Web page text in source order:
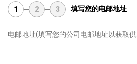
1 2 3 填写您的电邮地址
电邮地址(填写您的公司电邮地址以获取